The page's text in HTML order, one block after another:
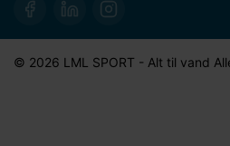
© 2026 LML SPORT - Alt til vand